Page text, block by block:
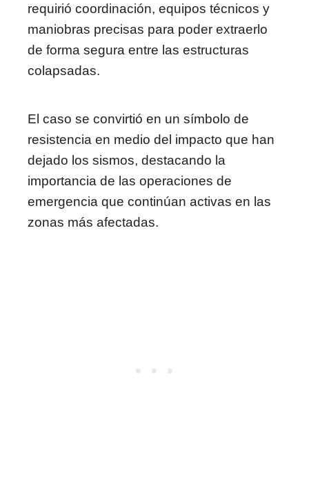
requirió coordinación, equipos técnicos y
maniobras precisas para poder extraerlo
de forma segura entre las estructuras
colapsadas.
El caso se convirtió en un símbolo de
resistencia en medio del impacto que han
dejado los sismos, destacando la
importancia de las operaciones de
emergencia que continúan activas en las
zonas más afectadas.